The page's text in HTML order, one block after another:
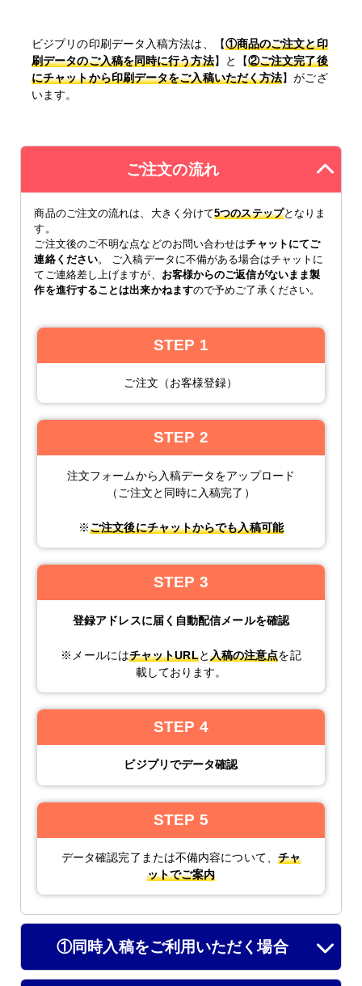
ビジプリの印刷データ入稿方法は、【①商品のご注文と印
刷データのご入稿を同時に行う方法】と【②ご注文完了後
にチャットから印刷データをご入稿いただく方法】がござ
います。
ご注文の流れ
商品のご注文の流れは、大きく分けて5つのステップとなりま
す。
ご注文後のご不明な点などのお問い合わせはチャットにてご
連絡ください。 ご入稿データに不備がある場合はチャットに
てご連絡差し上げますが、 お客様からのご返信がないまま製
作を進行することは出来かねますので予めご了承ください。
STEP 1
ご注文（お客様登録）
STEP 2
注文フォームから入稿データをアップロード
（ご注文と同時に入稿完了）
※ご注文後にチャットからでも入稿可能
STEP 3
登録アドレスに届く自動配信メールを確認
※メールにはチャットURLと入稿の注意点を記
載しております。
STEP 4
ビジプリでデータ確認
STEP 5
データ確認完了または不備内容について、 チャ
ットでご案内
①同時入稿をご利用いただく場合